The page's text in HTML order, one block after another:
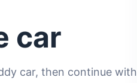
car
car, then continue with